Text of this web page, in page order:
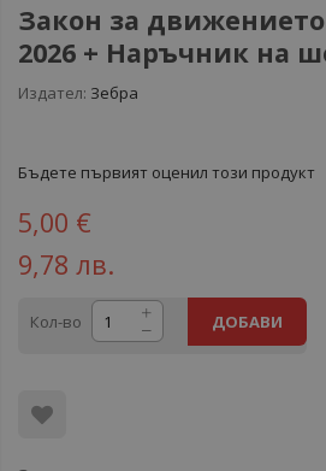
Закон за
2026 + Наръчник на
Издател: Зебра
Бъдете първият оценил този продукт
5,00 €
9,78 лв.
Кол-во ДОБАВИ